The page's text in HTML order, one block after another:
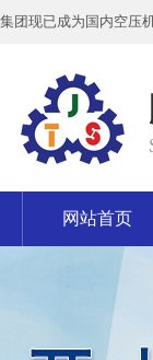
集团现已成为国内空压
网站首页